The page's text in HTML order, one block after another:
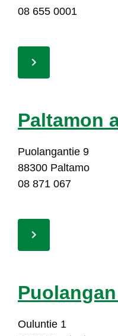
08 655 0001
Pal­ta­mon
Puo­lan­gan­tie 9
88300 Pal­ta­mo
08 871 067
Ou­lun­tie 1